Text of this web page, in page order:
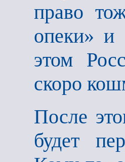
право
опеки» и
этом
скоро
После
будет